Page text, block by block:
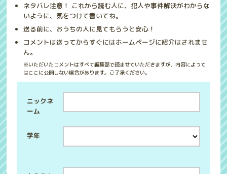
ネタバレ注意！ これから読む人に、犯人や事件解決がわからな
いように、気をつけて書いてね。
送る前に、おうちの人に見てもらうと安心！
コメントは送ってからすぐにはホームページに紹介はされませ
ん。
※いただいたコメントはすべて編集部で読ませていただきますが、内容によって
はここに公開しない場合があります。ご了承ください。
学年
ニックネ
ーム